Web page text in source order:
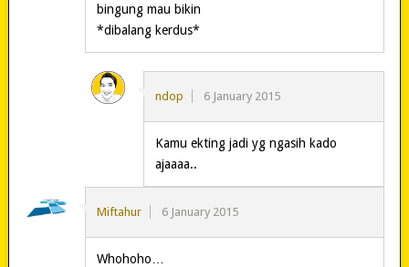
bingung mau bikin
*dibalang kerdus*
ndop 6 January 2015
Kamu ekting jadi yg ngasih kado
ajaaaa..
Miftahur 6 January 2015
Whohoho…